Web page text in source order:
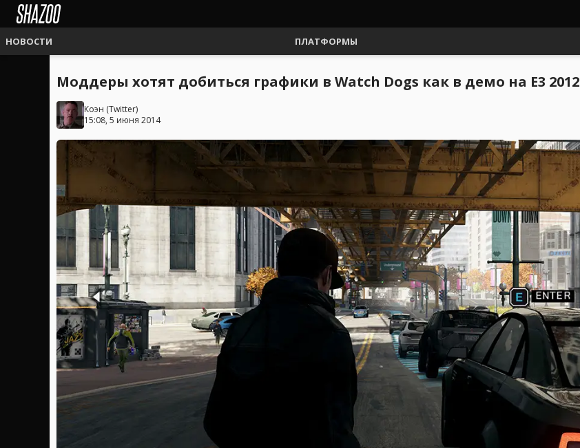
НОВОСТИ ПЛАТФОРМЫ
Моддеры хотят добиться графики в Watch Dogs как в демо на E3 2012
Коэн (Twitter)
15:08, 5 июня 2014